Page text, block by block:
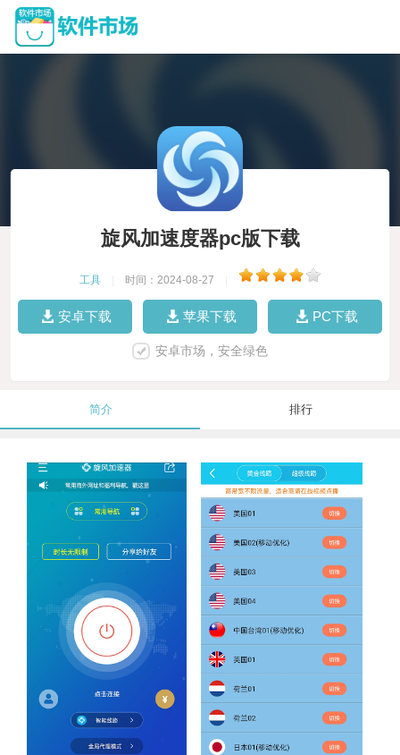
旋风加速度器pc版下载
工具 时间：2024-08-27
安卓下载 苹果下载 PC下载
安卓市场，安全绿色
简介 排行